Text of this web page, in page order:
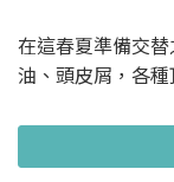
在這春夏準備交
油、頭皮屑，各